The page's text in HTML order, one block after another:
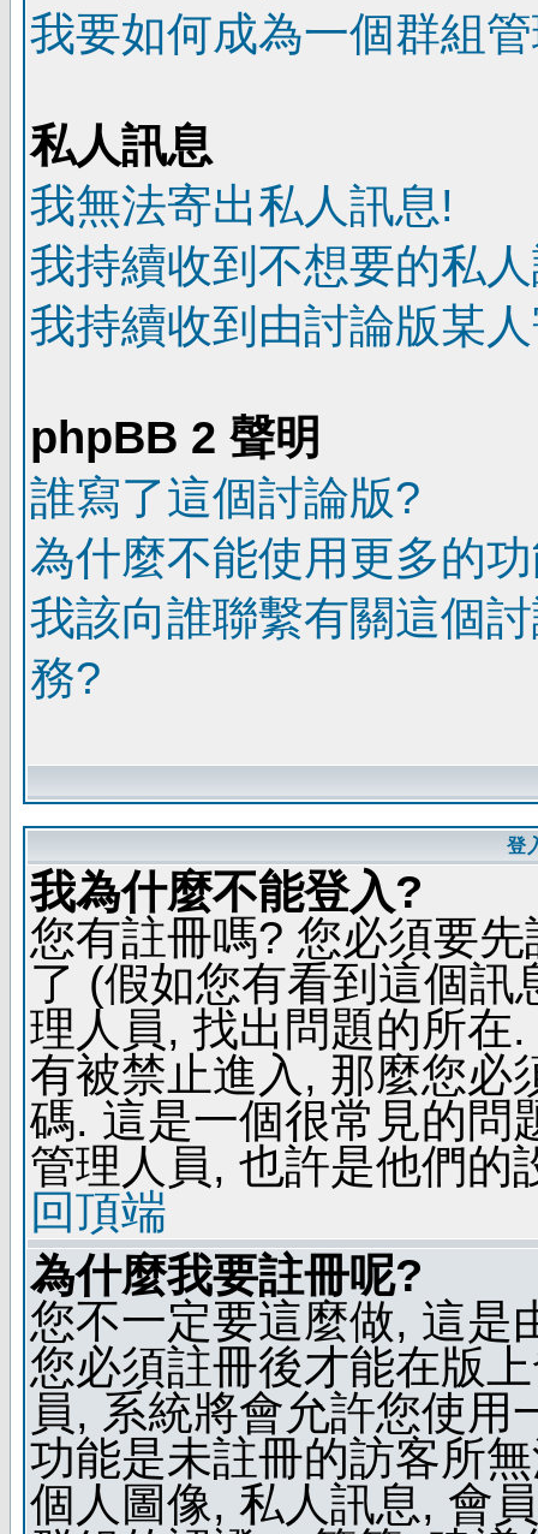
我要如何成為一個群組
私人訊息
我無法寄出私人訊息!
我持續收到不想要的私
我持續收到由討論版某
phpBB 2 聲明
誰寫了這個討論版?
為什麼不能使用更多的
我該向誰聯繫有關這個
務?
登
我為什麼不能登入?
您有註冊嗎? 您必須要
了 (假如您有看到這個
理人員, 找出問題的所在
有被禁止進入, 那麼您必
碼. 這是一個很常見的問
管理人員, 也許是他們的
回頂端
為什麼我要註冊呢?
您不一定要這麼做, 這是
您必須註冊後才能在版
員, 系統將會允許您使
功能是未註冊的訪客所
個人圖像, 私人訊息, 會